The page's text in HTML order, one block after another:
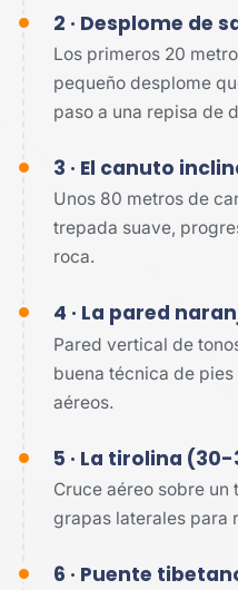
2 · Desplome de
Los primeros 20
pequeño desplome
paso a una repisa de
3 · El canuto
Unos 80 metros de
trepada suave,
roca.
4 · La pared
Pared vertical de
buena técnica de
aéreos.
5 · La tirolina
Cruce aéreo sobre un
grapas laterales para
6 · Puente